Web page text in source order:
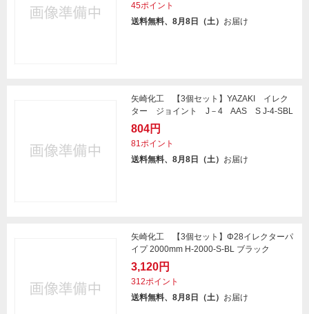
45ポイント
送料無料、8月8日（土） お届け
矢崎化工 【3個セット】YAZAKI イレク
ター ジョイント J－4 AAS S J-4-SBL
804円
81ポイント
送料無料、8月8日（土） お届け
矢崎化工 【3個セット】Φ28イレクターパ
イプ 2000mm H-2000-S-BL ブラック
3,120円
312ポイント
送料無料、8月8日（土） お届け